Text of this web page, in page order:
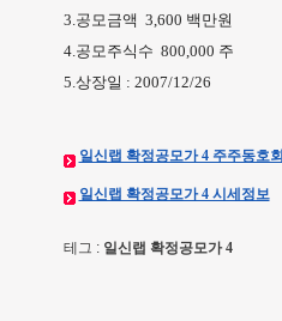
3.공모금액 3,600 백만원
4.공모주식수 800,000 주
5.상장일 : 2007/12/26
일신랩 확정공모가 4 주주동호회
일신랩 확정공모가 4 시세정보
테그 : 일신랩 확정공모가 4